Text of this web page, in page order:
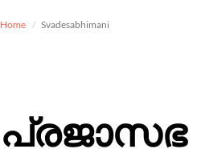
Home Svadesabhimani
പ്രജാസഭ